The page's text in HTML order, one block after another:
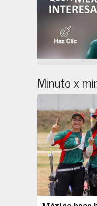
Minuto x